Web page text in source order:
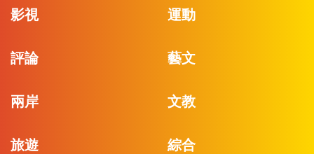
影視 運動
評論 藝文
兩岸 文教
旅遊 綜合